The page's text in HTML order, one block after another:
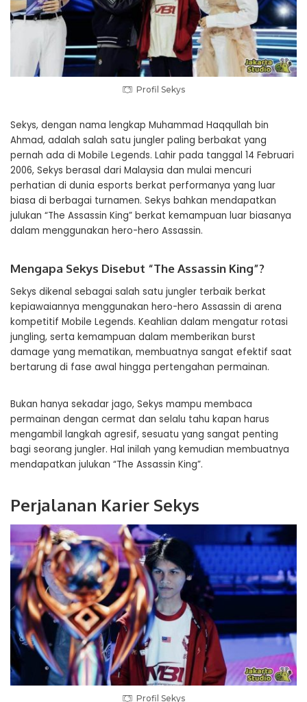
Profil Sekys
Sekys, dengan nama lengkap Muhammad Haqqullah bin
Ahmad, adalah salah satu jungler paling berbakat yang
pernah ada di Mobile Legends. Lahir pada tanggal 14 Februari
2006, Sekys berasal dari Malaysia dan mulai mencuri
perhatian di dunia esports berkat performanya yang luar
biasa di berbagai turnamen. Sekys bahkan mendapatkan
julukan “The Assassin King” berkat kemampuan luar biasanya
dalam menggunakan hero-hero Assassin.
Mengapa Sekys Disebut “The Assassin King”?
Sekys dikenal sebagai salah satu jungler terbaik berkat
kepiawaiannya menggunakan hero-hero Assassin di arena
kompetitif Mobile Legends. Keahlian dalam mengatur rotasi
jungling, serta kemampuan dalam memberikan burst
damage yang mematikan, membuatnya sangat efektif saat
bertarung di fase awal hingga pertengahan permainan.
Bukan hanya sekadar jago, Sekys mampu membaca
permainan dengan cermat dan selalu tahu kapan harus
mengambil langkah agresif, sesuatu yang sangat penting
bagi seorang jungler. Hal inilah yang kemudian membuatnya
mendapatkan julukan “The Assassin King”.
Perjalanan Karier Sekys
Profil Sekys